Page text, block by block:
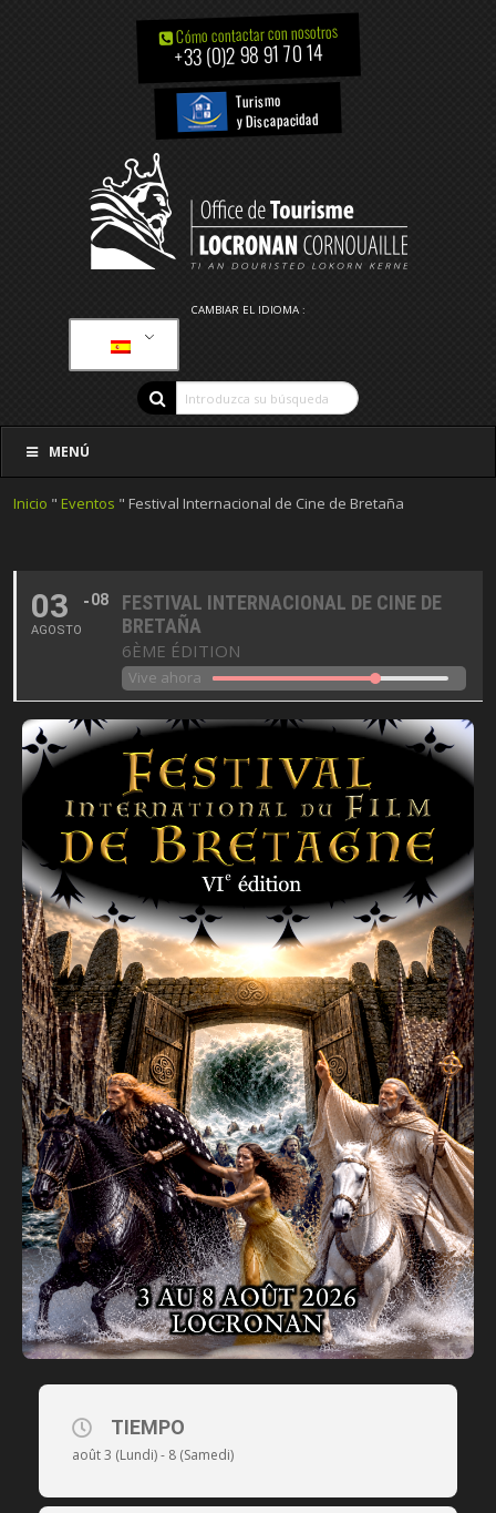
Cómo contactar con nosotros
+33 (0)2 98 91 70 14
Turismo
y Discapacidad
CAMBIAR EL IDIOMA :
MENÚ
Inicio " Eventos " Festival Internacional de Cine de Bretaña
03
AGOSTO
08
FESTIVAL INTERNACIONAL DE CINE DE
BRETAÑA
6ÈME ÉDITION
Vive ahora
TIEMPO
août 3 (Lundi) - 8 (Samedi)